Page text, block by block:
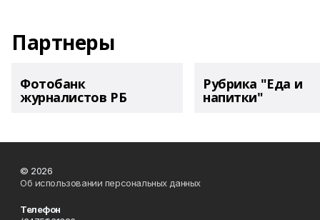
Партнеры
Фотобанк
журналистов РБ
Рубрика "Еда и
напитки"
© 2026
Об использовании персональных данных
Телефон